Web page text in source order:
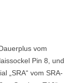
vom
Pin 8, und
„SRA“ vom SRA-